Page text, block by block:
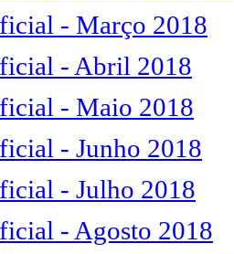
- Março 2018
- Abril 2018
- Maio 2018
- Junho 2018
- Julho 2018
- Agosto 2018